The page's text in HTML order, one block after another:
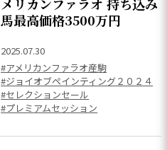
馬最高価格3500万円
2025.07.30
#アメリカンファラオ産駒
#ジョイオブペインティング２０２４
#セレクションセール
#プレミアムセッション